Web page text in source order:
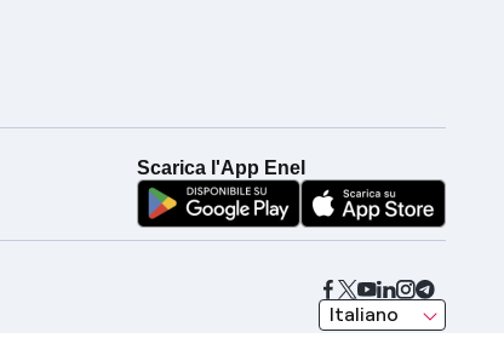
Scarica l'App Enel
Italiano
seleziona una